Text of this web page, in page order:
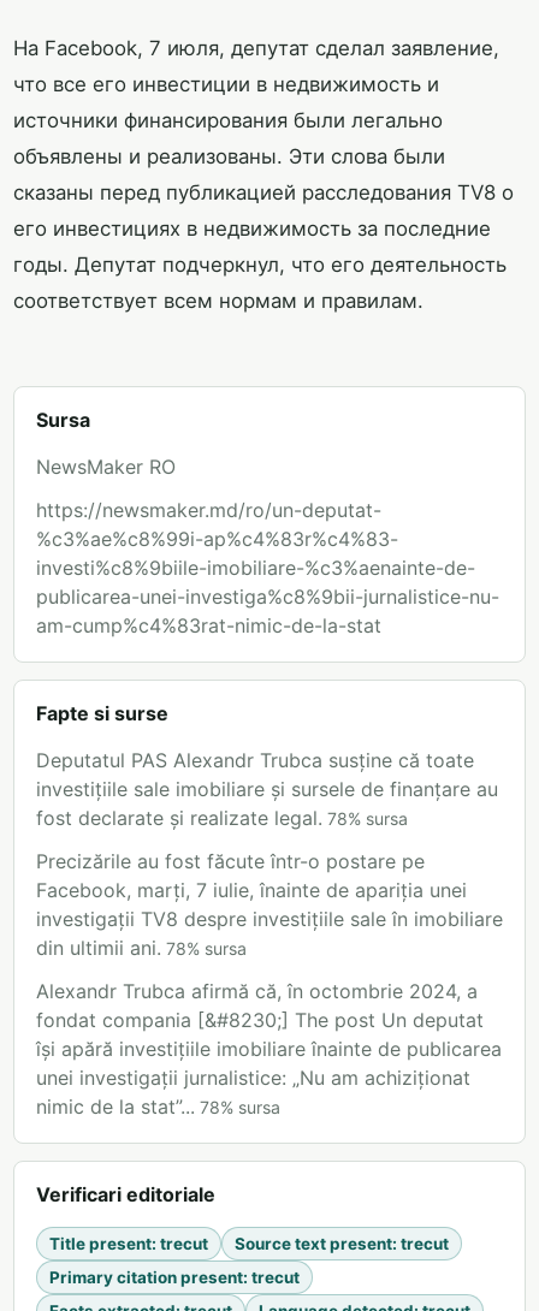
На Facebook, 7 июля, депутат сделал заявление,
что все его инвестиции в недвижимость и
источники финансирования были легально
объявлены и реализованы. Эти слова были
сказаны перед публикацией расследования TV8 о
его инвестициях в недвижимость за последние
годы. Депутат подчеркнул, что его деятельность
соответствует всем нормам и правилам.
Sursa
NewsMaker RO
https://newsmaker.md/ro/un-deputat-
%c3%ae%c8%99i-ap%c4%83r%c4%83-
investi%c8%9biile-imobiliare-%c3%aenainte-de-
publicarea-unei-investiga%c8%9bii-jurnalistice-nu-
am-cump%c4%83rat-nimic-de-la-stat
Fapte si surse
Deputatul PAS Alexandr Trubca susține că toate
investițiile sale imobiliare și sursele de finanțare au
fost declarate și realizate legal. 78% sursa
Precizările au fost făcute într-o postare pe
Facebook, marți, 7 iulie, înainte de apariția unei
investigații TV8 despre investițiile sale în imobiliare
din ultimii ani. 78% sursa
Alexandr Trubca afirmă că, în octombrie 2024, a
fondat compania [&#8230;] The post Un deputat
își apără investițiile imobiliare înainte de publicarea
unei investigații jurnalistice: „Nu am achiziționat
nimic de la stat”... 78% sursa
Verificari editoriale
Title present: trecut Source text present: trecut
Primary citation present: trecut